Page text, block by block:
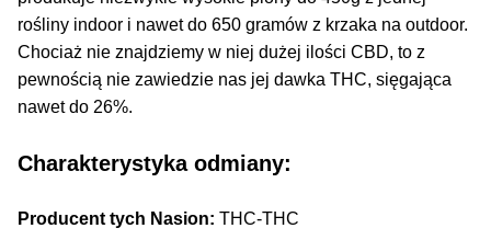
rośliny indoor i nawet do 650 gramów z krzaka na outdoor.
Chociaż nie znajdziemy w niej dużej ilości CBD, to z
pewnością nie zawiedzie nas jej dawka THC, sięgająca
nawet do 26%.
Charakterystyka odmiany:
Producent tych Nasion: THC-THC